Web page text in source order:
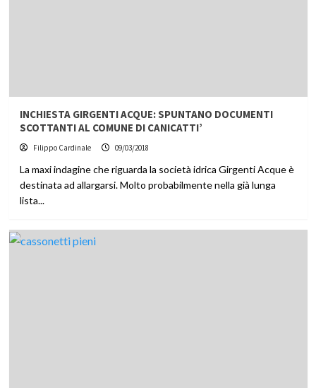
INCHIESTA GIRGENTI ACQUE: SPUNTANO DOCUMENTI
SCOTTANTI AL COMUNE DI CANICATTI’
Filippo Cardinale 09/03/2018
La maxi indagine che riguarda la società idrica Girgenti Acque è
destinata ad allargarsi. Molto probabilmente nella già lunga
lista...